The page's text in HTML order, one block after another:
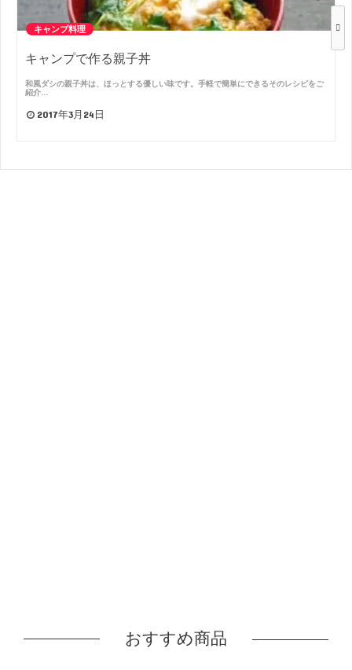
キャンプ料理
キャンプで作る親子丼
和風ダシの親子丼は、ほっとする優しい味です。手軽で簡単にできるそのレシピをご
紹介…
2017年3月24日
おすすめ商品